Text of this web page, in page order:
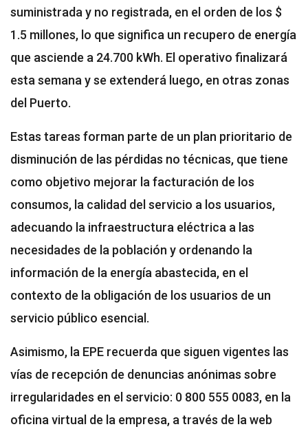
suministrada y no registrada, en el orden de los $
1.5 millones, lo que significa un recupero de energía
que asciende a 24.700 kWh. El operativo finalizará
esta semana y se extenderá luego, en otras zonas
del Puerto.
Estas tareas forman parte de un plan prioritario de
disminución de las pérdidas no técnicas, que tiene
como objetivo mejorar la facturación de los
consumos, la calidad del servicio a los usuarios,
adecuando la infraestructura eléctrica a las
necesidades de la población y ordenando la
información de la energía abastecida, en el
contexto de la obligación de los usuarios de un
servicio público esencial.
Asimismo, la EPE recuerda que siguen vigentes las
vías de recepción de denuncias anónimas sobre
irregularidades en el servicio: 0 800 555 0083, en la
oficina virtual de la empresa, a través de la web